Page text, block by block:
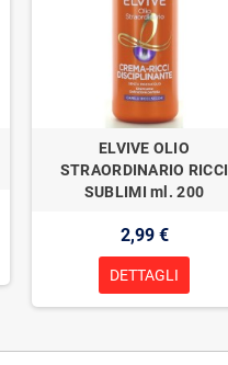
ELVIVE OLIO
STRAORDINARIO RICCI
SUBLIMI ml. 200
2,99 €
DETTAGLI